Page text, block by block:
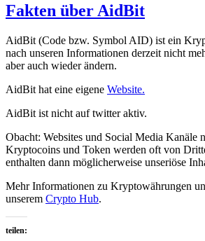
Fakten über AidBit
AidBit (Code bzw. Symbol AID) ist ein
nach unseren Informationen derzeit nicht
aber auch wieder ändern.
AidBit hat eine eigene Website.
AidBit ist nicht auf twitter aktiv.
Obacht: Websites und Social Media Kanäle
Kryptocoins und Token werden oft von
enthalten dann möglicherweise unseriöse
Mehr Informationen zu Kryptowährungen
unserem Crypto Hub.
teilen: